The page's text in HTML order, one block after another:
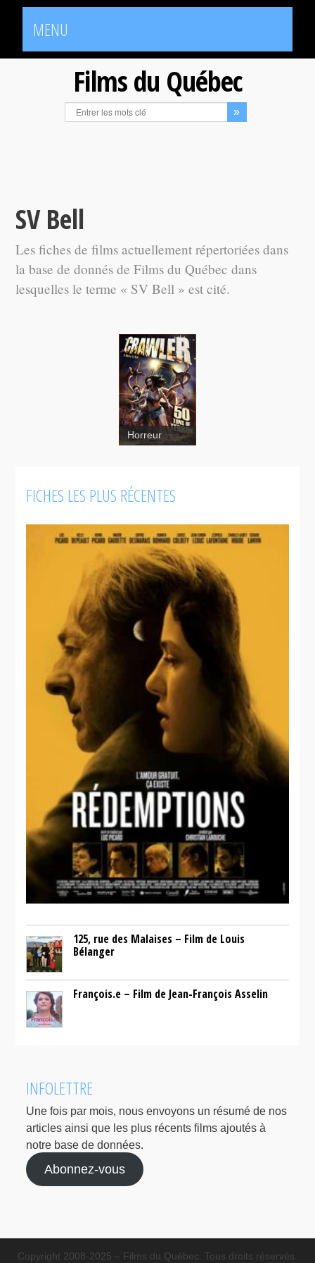
MENU
Films du Québec
SV Bell
Les fiches de films actuellement répertoriées dans
la base de donnés de Films du Québec dans
lesquelles le terme « SV Bell » est cité.
Crawler
Horreur
FICHES LES PLUS RÉCENTES
125, rue des Malaises – Film de Louis
Bélanger
François.e – Film de Jean-François Asselin
INFOLETTRE
Une fois par mois, nous envoyons un résumé de nos
articles ainsi que les plus récents films ajoutés à
notre base de données.
Abonnez-vous
Copyright 2008-2025 – Films du Québec. Tous droits réservés.